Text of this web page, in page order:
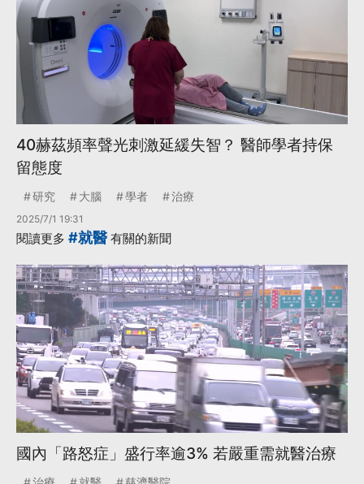
40赫茲頻率聲光刺激延緩失智？ 醫師學者持保
留態度
研究 大腦 學者 治療
2025/7/1 19:31
閱讀更多 #就醫 有關的新聞
國內「路怒症」盛行率逾3% 若嚴重需就醫治療